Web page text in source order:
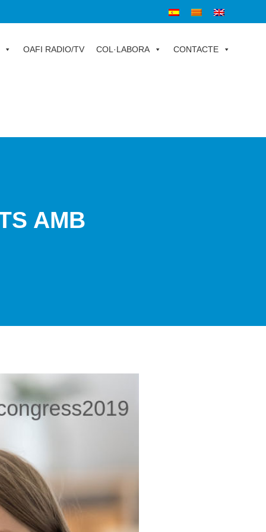
OAFI RADIO/TV COL·LABORA CONTACTE
AMB